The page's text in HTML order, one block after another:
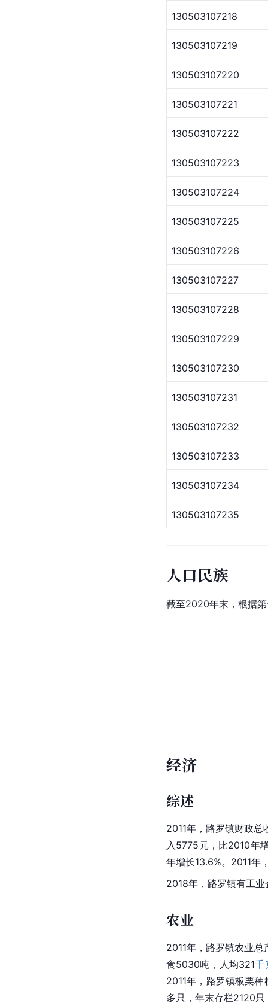
130503107218
130503107219
130503107220
130503107221
130503107222
130503107223
130503107224
130503107225
130503107226
130503107227
130503107228
130503107229
130503107230
130503107231
130503107232
130503107233
130503107234
130503107235
人口民族
截至2020年末，根据
经济
综述
2011年，路罗镇财政
入5775元，比2010年
年增长13.6%。2011年
2018年，路罗镇有工
农业
2011年，路罗镇农业
食5030吨，人均321千
2011年，路罗镇板栗
多只，年末存栏2120